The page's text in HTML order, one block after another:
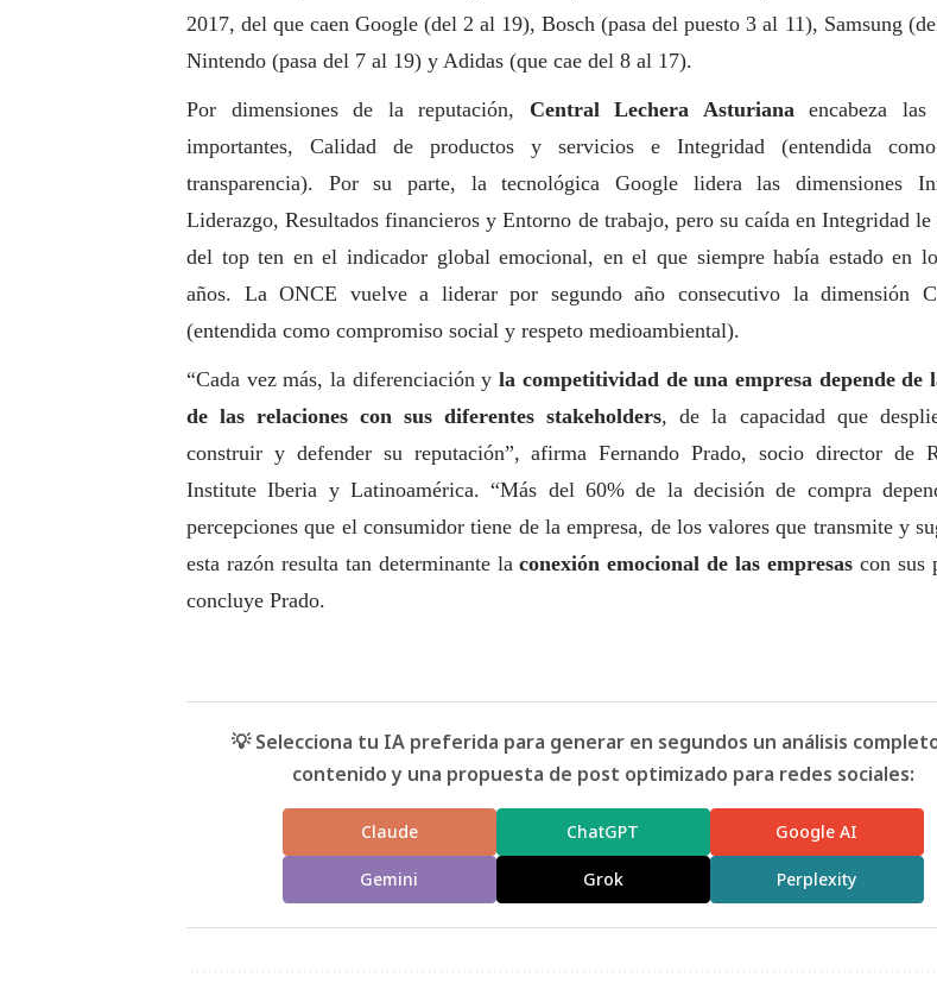
2017, del que caen Google (del 2 al 19), Bosch (pasa del puesto 3 al 11), Samsung
Nintendo (pasa del 7 al 19) y Adidas (que cae del 8 al 17).
Por dimensiones de la reputación, Central Lechera Asturiana encabeza
importantes, Calidad de productos y servicios e Integridad (entendida
transparencia). Por su parte, la tecnológica Google lidera las dimensiones
Liderazgo, Resultados financieros y Entorno de trabajo, pero su caída en Integridad le
del top ten en el indicador global emocional, en el que siempre había estado en
años. La ONCE vuelve a liderar por segundo año consecutivo la dimensión
(entendida como compromiso social y respeto medioambiental).
“Cada vez más, la diferenciación yla competitividad de una empresa depende de
de las relaciones con sus diferentes stakeholders, de la capacidad que
construir y defender su reputación”, afirma Fernando Prado, socio director de
Institute Iberia y Latinoamérica. “Más del 60% de la decisión de compra
percepciones que el consumidor tiene de la empresa, de los valores que transmite y
esta razón resulta tan determinante laconexión emocional de las empresas con sus
concluye Prado.
💡 Selecciona tu IA preferida para generar en segundos un análisis
contenido y una propuesta de post optimizado para redes sociales:
Claude ChatGPT Google AI
Gemini Grok Perplexity